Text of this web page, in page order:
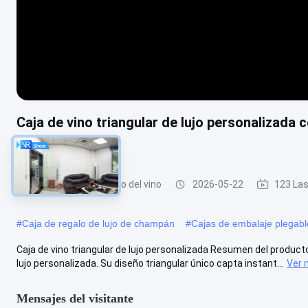
Caja de vino triangular de lujo personalizada
de oro
caja de empaquetado del vino 2026-05-22 123
#Caja de regalo de lujo de champán #Cajas de embalaje
Caja de vino triangular de lujo personalizada Resumen del
lujo personalizada. Su diseño triangular único capta instant...
Ver
Mensajes del visitante